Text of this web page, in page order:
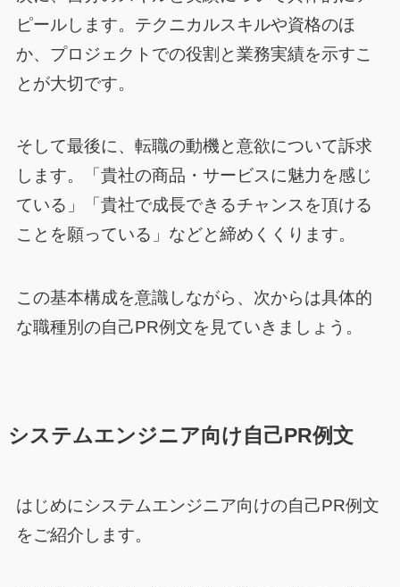
ピールします。テクニカルスキルや資格のほ
か、プロジェクトでの役割と業務実績を示すこ
とが大切です。
そして最後に、転職の動機と意欲について訴求
します。「貴社の商品・サービスに魅力を感じ
ている」「貴社で成長できるチャンスを頂ける
ことを願っている」などと締めくくります。
この基本構成を意識しながら、次からは具体的
な職種別の自己PR例文を見ていきましょう。
システムエンジニア向け自己PR例文
はじめにシステムエンジニア向けの自己PR例文
をご紹介します。